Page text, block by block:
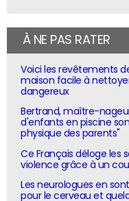
À NE PAS RATER
Voici les revêtements
maison facile à
dangereux
Bertrand, maître-
d'enfants en piscine
physique des parents"
Ce Français déloge les
violence grâce à un
Les neurologues en
pour le cerveau et